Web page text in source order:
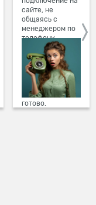
сайте, не
общаясь с
менеджером по
телефону.
Просто в три
клика заполните
форму заявки на
сайте, выберите
дату и время
подключения,
готово.